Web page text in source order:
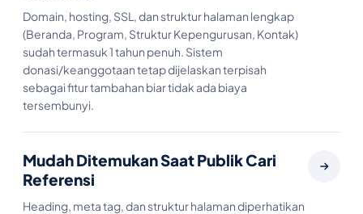
Domain, hosting, SSL, dan struktur halaman lengkap
(Beranda, Program, Struktur Kepengurusan, Kontak)
sudah termasuk 1 tahun penuh. Sistem
donasi/keanggotaan tetap dijelaskan terpisah
sebagai fitur tambahan biar tidak ada biaya
tersembunyi.
Mudah Ditemukan Saat Publik Cari
Referensi
Heading, meta tag, dan struktur halaman diperhatikan